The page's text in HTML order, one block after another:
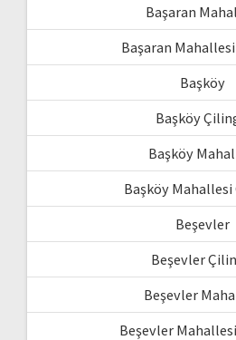
Başaran
Başaran
Başköy
Başköy
Başköy
Başköy
Beşevler
Beşevler
Beşevler
Beşevler